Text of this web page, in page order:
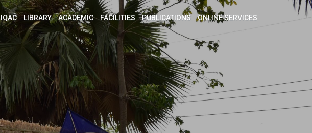
IQAC LIBRARY ACADEMIC FACILITIES PUBLICATIONS ONLINE SERVICES